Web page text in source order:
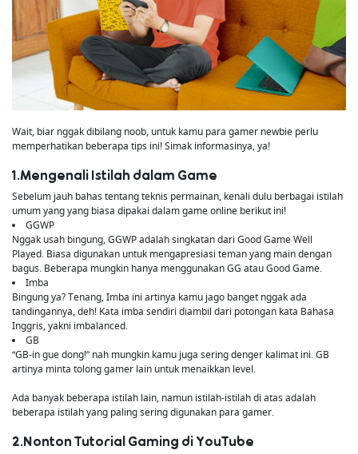
Wait, biar nggak dibilang noob, untuk kamu para gamer newbie perlu
memperhatikan beberapa tips ini! Simak informasinya, ya!
1.Mengenali Istilah dalam Game
Sebelum jauh bahas tentang teknis permainan, kenali dulu berbagai istilah
umum yang yang biasa dipakai dalam game online berikut ini!
GGWP
Nggak usah bingung, GGWP adalah singkatan dari Good Game Well
Played. Biasa digunakan untuk mengapresiasi teman yang main dengan
bagus. Beberapa mungkin hanya menggunakan GG atau Good Game.
Imba
Bingung ya? Tenang, Imba ini artinya kamu jago banget nggak ada
tandingannya, deh! Kata imba sendiri diambil dari potongan kata Bahasa
Inggris, yakni imbalanced.
GB
“GB-in gue dong!” nah mungkin kamu juga sering denger kalimat ini. GB
artinya minta tolong gamer lain untuk menaikkan level.
Ada banyak beberapa istilah lain, namun istilah-istilah di atas adalah
beberapa istilah yang paling sering digunakan para gamer.
2.Nonton Tutorial Gaming di YouTube